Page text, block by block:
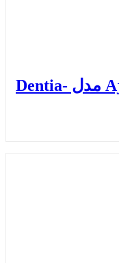
آمالگاموتور دوکاره Ajteb مدل Dentia-